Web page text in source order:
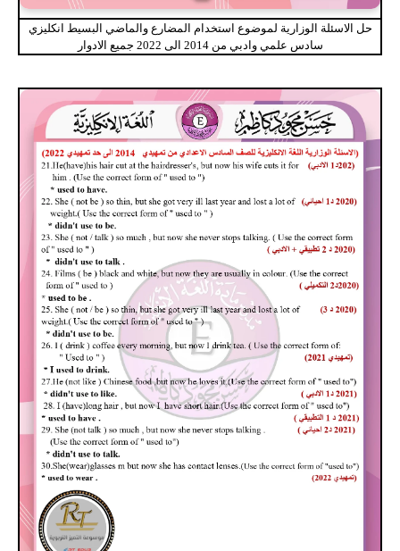
حل الاسئلة الوزارية لموضوع استخدام المضارع والماضي البسيط انكليزي
سادس علمي وادبي من 2014 الى 2022 جميع الادوار